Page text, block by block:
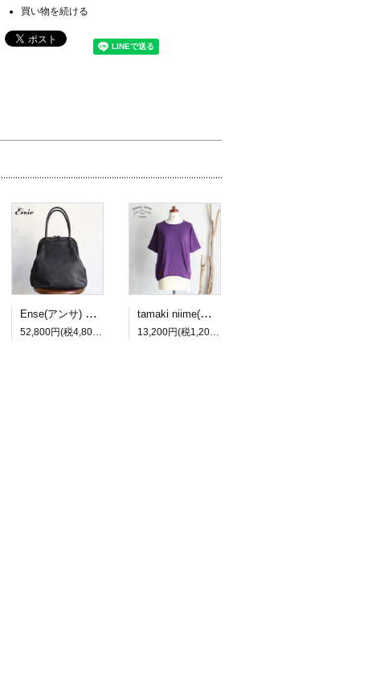
買い物を続ける
Ense(アンサ) gamaguchi bag black/ブラック ガマグチバッグ【送料無料】
52,800円(税4,800円)
tamaki niime(タマキ ニイメ) 玉木新雌 maru t HALF SLEEVES サイズ2 60 cotton100% マル T ハーフスリーブ コットン100％【送料無料】
13,200円(税1,200円)